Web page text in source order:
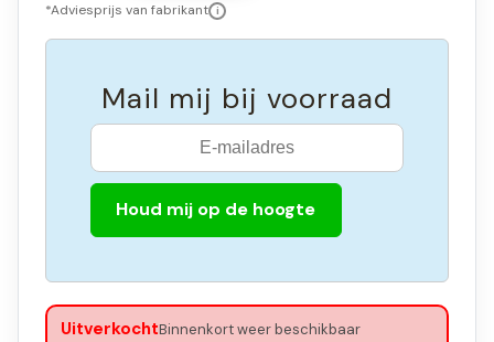
*Adviesprijs van fabrikant i
Mail mij bij voorraad
Houd mij op de hoogte
UitverkochtBinnenkort weer beschikbaar